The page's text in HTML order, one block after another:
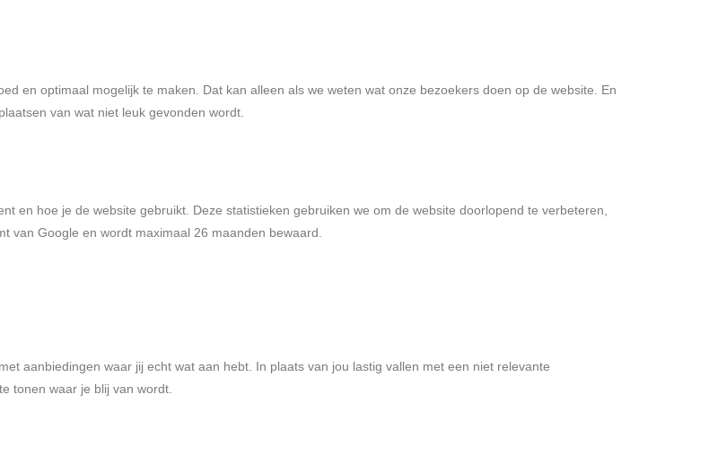
en optimaal mogelijk te maken. Dat kan alleen als we weten wat onze bezoekers doen op de website. En
van wat niet leuk gevonden wordt.
en hoe je de website gebruikt. Deze statistieken gebruiken we om de website doorlopend te verbeteren,
van Google en wordt maximaal 26 maanden bewaard.
aanbiedingen waar jij echt wat aan hebt. In plaats van jou lastig vallen met een niet relevante
tonen waar je blij van wordt.